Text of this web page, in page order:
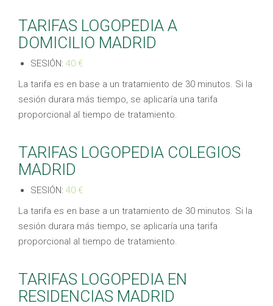
TARIFAS LOGOPEDIA A
DOMICILIO MADRID
SESIÓN: 40 €
La tarifa es en base a un tratamiento de 30 minutos. Si la
sesión durara más tiempo, se aplicaría una tarifa
proporcional al tiempo de tratamiento.
TARIFAS LOGOPEDIA COLEGIOS
MADRID
SESIÓN: 40 €
La tarifa es en base a un tratamiento de 30 minutos. Si la
sesión durara más tiempo, se aplicaría una tarifa
proporcional al tiempo de tratamiento.
TARIFAS LOGOPEDIA EN
RESIDENCIAS MADRID